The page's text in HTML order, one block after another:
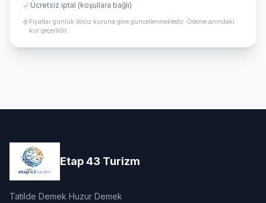
Ücretsiz iptal (koşullara bağlı)
Fiyatlar günlük döviz kuruna göre güncellenmektedir. Ödeme anındaki
kur geçerlidir.
Etap 43 Turizm
Tatilde Demek Huzur Demek